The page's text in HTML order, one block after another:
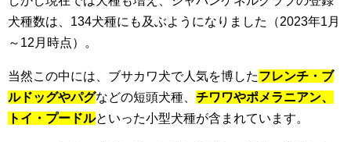
犬種数は、134犬種にも及ぶようになりました（2023年1月
～12月時点）。
当然この中には、ブサカワ犬で人気を博したフレンチ・ブ
ルドッグやパグなどの短頭犬種、 チワワやポメラニアン、
トイ・プードルといった小型犬種が含まれています。